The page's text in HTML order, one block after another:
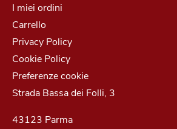
I miei ordini
Carrello
Privacy Policy
Cookie Policy
Preferenze cookie
Strada Bassa dei Folli, 3
43123 Parma